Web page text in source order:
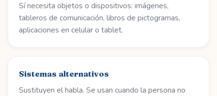
Sí necesita objetos o dispositivos: imágenes,
tableros de comunicación, libros de pictogramas,
aplicaciones en celular o tablet.
Sistemas alternativos
Sustituyen el habla. Se usan cuando la persona no